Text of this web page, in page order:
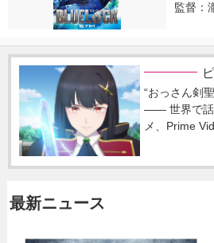
監督：
“おっさん剣
―― 世界で話
メ、Prime
最新ニュース